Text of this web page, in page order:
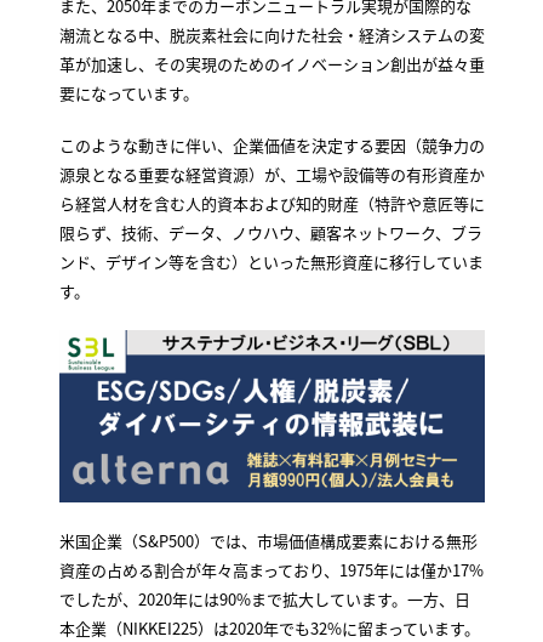
また、2050年までのカーボンニュートラル実現が国際的な
潮流となる中、脱炭素社会に向けた社会・経済システムの変
革が加速し、その実現のためのイノベーション創出が益々重
要になっています。
このような動きに伴い、企業価値を決定する要因（競争力の
源泉となる重要な経営資源）が、工場や設備等の有形資産か
ら経営人材を含む人的資本および知的財産（特許や意匠等に
限らず、技術、データ、ノウハウ、顧客ネットワーク、ブラ
ンド、デザイン等を含む）といった無形資産に移行していま
す。
米国企業（S&P500）では、市場価値構成要素における無形
資産の占める割合が年々高まっており、1975年には僅か17%
でしたが、2020年には90%まで拡大しています。一方、日
本企業（NIKKEI225）は2020年でも32%に留まっています。